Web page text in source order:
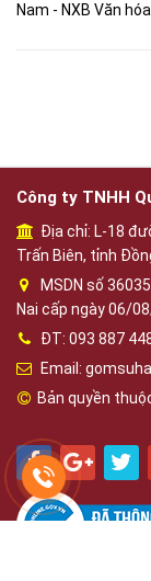
Nam - NXB Văn
Công ty TNHH
Địa chỉ: L-18
Trấn Biên, tỉnh
MSDN số
Nai cấp ngày 06/
ĐT: 093 887
Email:
Bản quyền